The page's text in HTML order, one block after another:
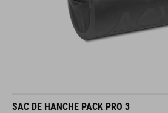
SAC DE HANCHE PACK PRO 3